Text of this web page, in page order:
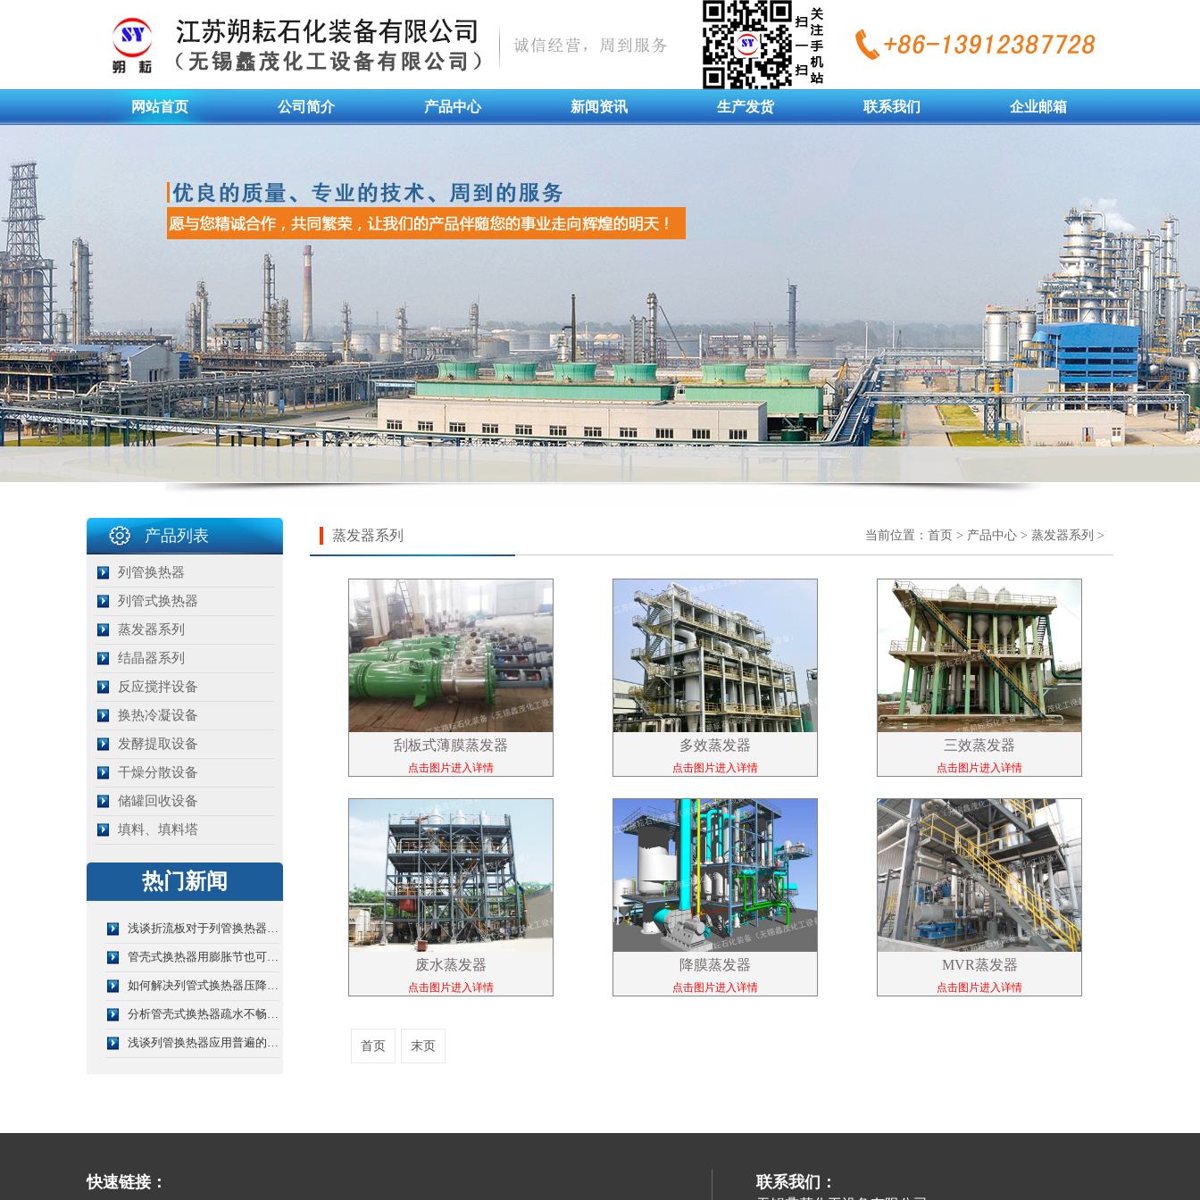
网站首页 公司简介 产品中心 新闻资讯 生产发货 联系我们 企业邮箱
产品列表
列管换热器
列管式换热器
蒸发器系列
结晶器系列
反应搅拌设备
换热冷凝设备
发酵提取设备
干燥分散设备
储罐回收设备
填料、填料塔
热门新闻
浅谈折流板对于列管换热器的作用有哪些
管壳式换热器用膨胀节也可分为单层和多层膨胀节
如何解决列管式换热器压降过大的问题？
分析管壳式换热器疏水不畅的原因是什么？
浅谈列管换热器应用普遍的原因
蒸发器系列 当前位置： 首页 > 产品中心 > 蒸发器系列 >
刮板式薄膜蒸发器
点击图片进入详情
多效蒸发器
点击图片进入详情
三效蒸发器
点击图片进入详情
废水蒸发器
点击图片进入详情
降膜蒸发器
点击图片进入详情
MVR蒸发器
点击图片进入详情
首页 末页
快速链接： 联系我们：